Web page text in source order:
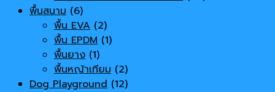
พื้นสนาม (6)
พื้น EVA (2)
พื้น EPDM (1)
พื้นยาง (1)
พื้นหญ้าเทียม (2)
Dog Playground (12)